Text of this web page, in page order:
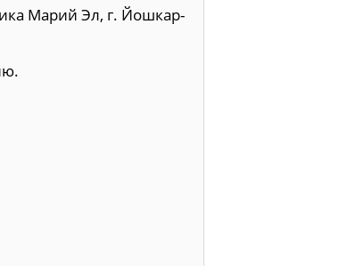
Марий Эл, г. Йошкар-